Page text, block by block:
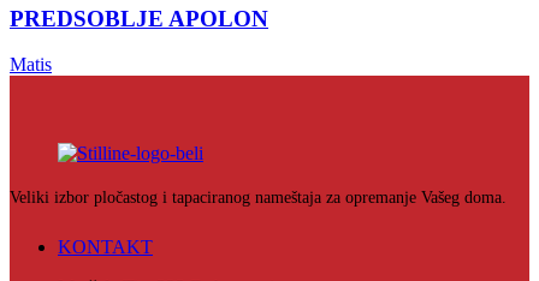
PREDSOBLJE APOLON
Matis
Veliki izbor pločastog i tapaciranog nameštaja za opremanje Vašeg doma.
KONTAKT